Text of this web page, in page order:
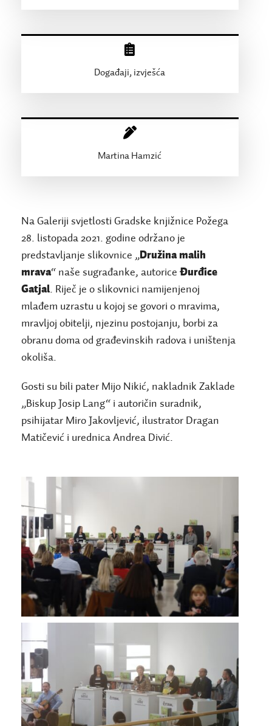
Događaji, izvješća
Martina Hamzić
Na Galeriji svjetlosti Gradske knjižnice Požega
28. listopada 2021. godine održano je
predstavljanje slikovnice „ Družina malih
mrava“ naše sugrađanke, autoriceĐurđice
Gatjal. Riječ je o slikovnici namijenjenoj
mlađem uzrastu u kojoj se govori o mravima,
mravljoj obitelji, njezinu postojanju, borbi za
obranu doma od građevinskih radova i uništenja
okoliša.
Gosti su bili pater Mijo Nikić, nakladnik Zaklade
„Biskup Josip Lang“ i autoričin suradnik,
psihijatar Miro Jakovljević, ilustrator Dragan
Matičević i urednica Andrea Divić.